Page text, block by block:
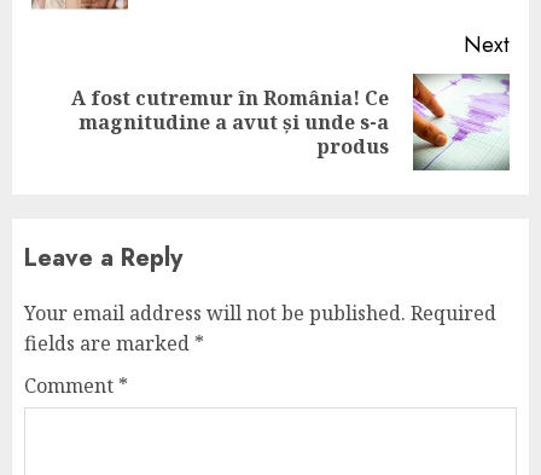
Next
Next
A fost cutremur în România! Ce
magnitudine a avut și unde s-a
produs
Leave a Reply
Your email address will not be published. Required
fields are marked *
Comment *